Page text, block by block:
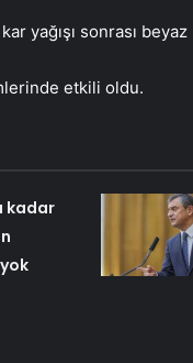
yağışı sonrası
etkili oldu.
kadar